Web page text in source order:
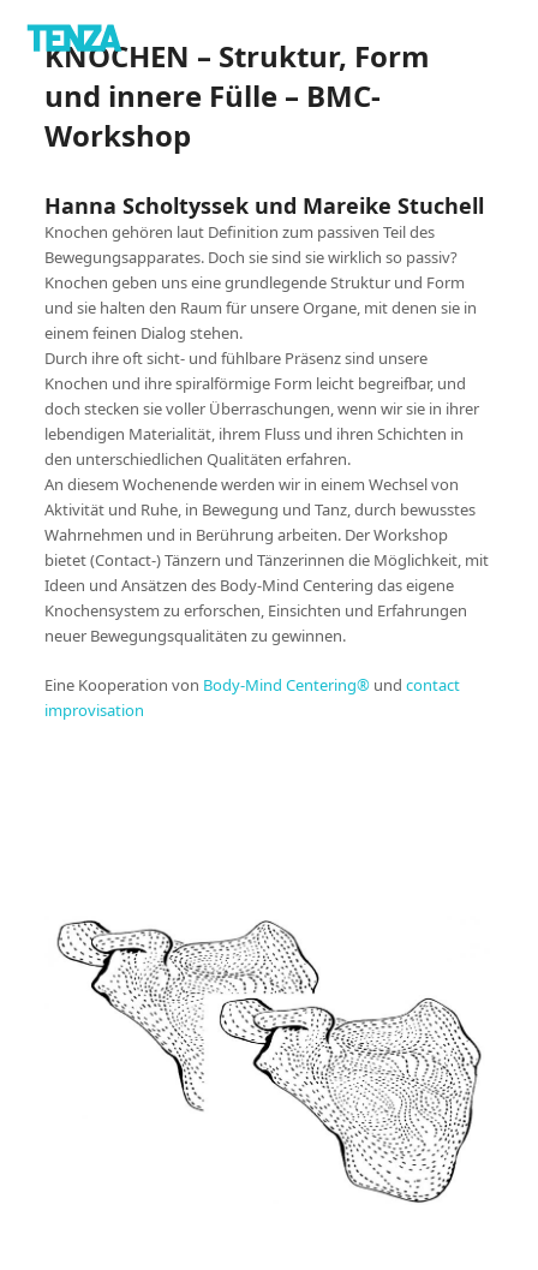
KNOCHEN – Struktur, Form
und innere Fülle – BMC-
Workshop
Hanna Scholtyssek und Mareike Stuchell
Knochen gehören laut Definition zum passiven Teil des
Bewegungsapparates. Doch sie sind sie wirklich so passiv?
Knochen geben uns eine grundlegende Struktur und Form
und sie halten den Raum für unsere Organe, mit denen sie in
einem feinen Dialog stehen.
Durch ihre oft sicht- und fühlbare Präsenz sind unsere
Knochen und ihre spiralförmige Form leicht begreifbar, und
doch stecken sie voller Überraschungen, wenn wir sie in ihrer
lebendigen Materialität, ihrem Fluss und ihren Schichten in
den unterschiedlichen Qualitäten erfahren.
An diesem Wochenende werden wir in einem Wechsel von
Aktivität und Ruhe, in Bewegung und Tanz, durch bewusstes
Wahrnehmen und in Berührung arbeiten. Der Workshop
bietet (Contact-) Tänzern und Tänzerinnen die Möglichkeit, mit
Ideen und Ansätzen des Body-Mind Centering das eigene
Knochensystem zu erforschen, Einsichten und Erfahrungen
neuer Bewegungsqualitäten zu gewinnen.
Eine Kooperation von Body-Mind Centering® undcontact
improvisation